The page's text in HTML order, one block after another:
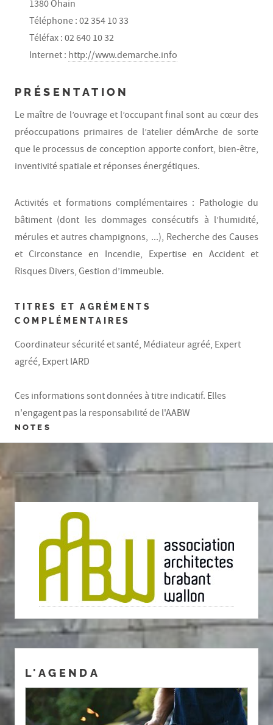
1380 Ohain
Téléphone : 02 354 10 33
Téléfax : 02 640 10 32
Internet : http://www.demarche.info
PRÉSENTATION
Le maître de l’ouvrage et l’occupant final sont au cœur des
préoccupations primaires de l’atelier démArche de sorte
que le processus de conception apporte confort, bien-être,
inventivité spatiale et réponses énergétiques.
Activités et formations complémentaires : Pathologie du
bâtiment (dont les dommages consécutifs à l’humidité,
mérules et autres champignons, ...), Recherche des Causes
et Circonstance en Incendie, Expertise en Accident et
Risques Divers, Gestion d’immeuble.
TITRES ET AGRÉMENTS
COMPLÉMENTAIRES
Coordinateur sécurité et santé, Médiateur agréé, Expert
agréé, Expert IARD
NOTES
Ces informations sont données à titre indicatif. Elles
n'engagent pas la responsabilité de l'AABW
L'AGENDA